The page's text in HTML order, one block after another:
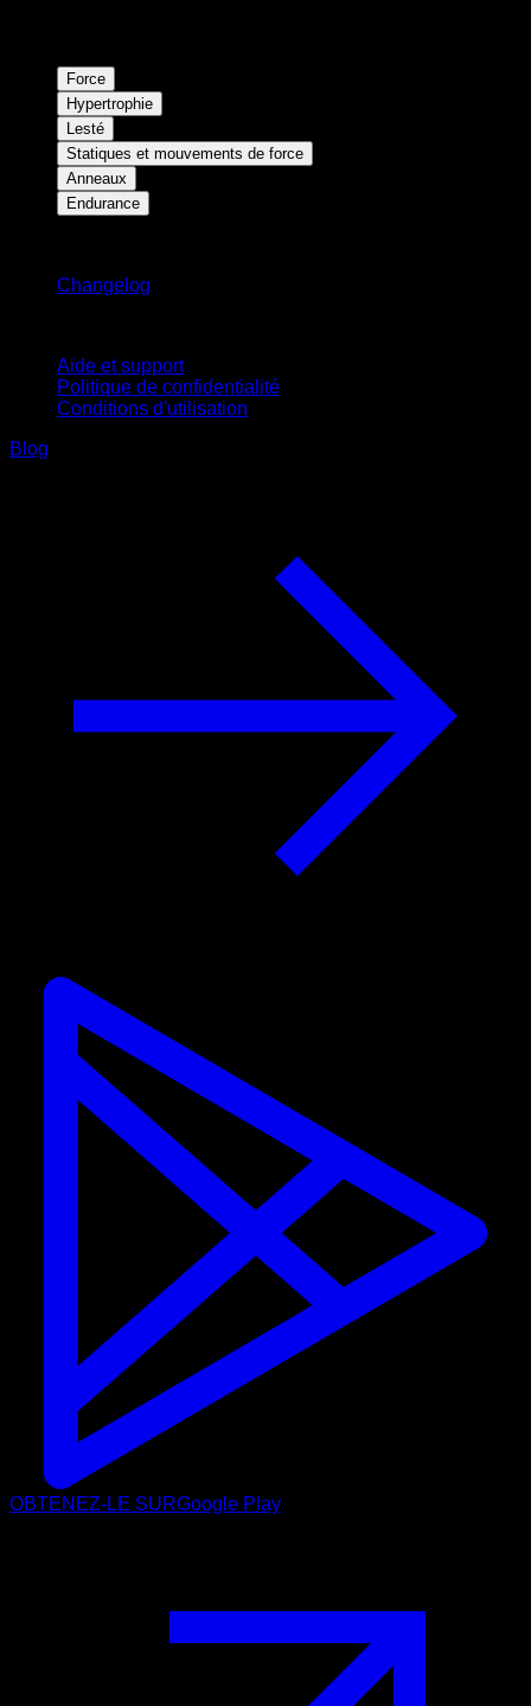
Force
Hypertrophie
Lesté
Statiques et mouvements de force
Anneaux
Endurance
Changelog
Aide et support
Politique de confidentialité
Conditions d'utilisation
Blog
OBTENEZ-LE SURGoogle Play